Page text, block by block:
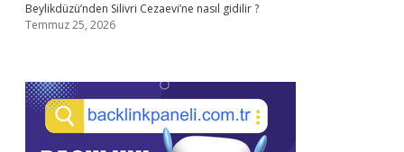
Beylikdüzü’nden Silivri Cezaevi’ne nasıl gidilir ?
Temmuz 25, 2026